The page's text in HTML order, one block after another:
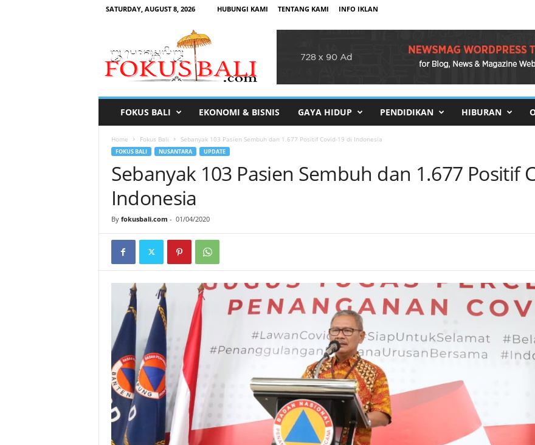
SATURDAY, AUGUST 8, 2026 HUBUNGI KAMI TENTANG KAMI INFO IKLAN
FOKUS BALI EKONOMI & BISNIS GAYA HIDUP PENDIDIKAN HIBURAN
Home Fokus Bali Sebanyak 103 Pasien Sembuh dan 1.677 Positif Covid-19 di Indonesia
FOKUS BALI NUSANTARA UPDATE
Sebanyak 103 Pasien Sembuh dan 1.677 Positif
Indonesia
By fokusbali.com - 01/04/2020